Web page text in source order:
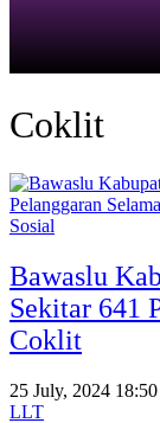
Coklit
Sosial
Bawaslu
Sekitar 641
Coklit
25 July, 2024
LLT